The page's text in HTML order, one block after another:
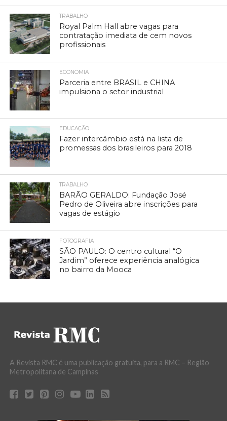
TRABALHO
Royal Palm Hall abre vagas para
contratação imediata de cem novos
profissionais
ECONOMIA
Parceria entre BRASIL e CHINA
impulsiona o setor industrial
EDUCAÇÃO
Fazer intercâmbio está na lista de
promessas dos brasileiros para 2018
TRABALHO
BARÃO GERALDO: Fundação José
Pedro de Oliveira abre inscrições para
vagas de estágio
FOTOGRAFIA
SÃO PAULO: O centro cultural “O
Jardim” oferece experiência analógica
no bairro da Mooca
A Revista RMC é uma publicação gratuita, para a RMC – Região
Metropolitana de Campinas